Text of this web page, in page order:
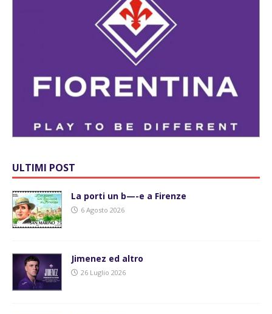
ULTIMI POST
La porti un b—-e a Firenze
6 Agosto 2026
Jimenez ed altro
26 Luglio 2026